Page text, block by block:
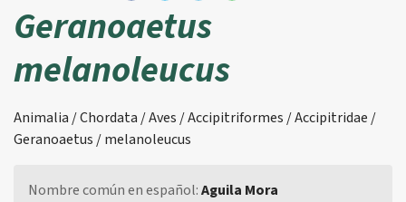
Geranoaetus
melanoleucus
Animalia / Chordata / Aves / Accipitriformes / Accipitridae /
Geranoaetus / melanoleucus
Nombre común en español:Aguila Mora